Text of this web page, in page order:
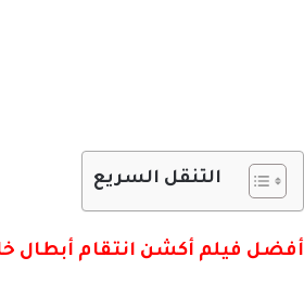
التنقل السريع
أفضل فيلم أكشن انتقام أبطال